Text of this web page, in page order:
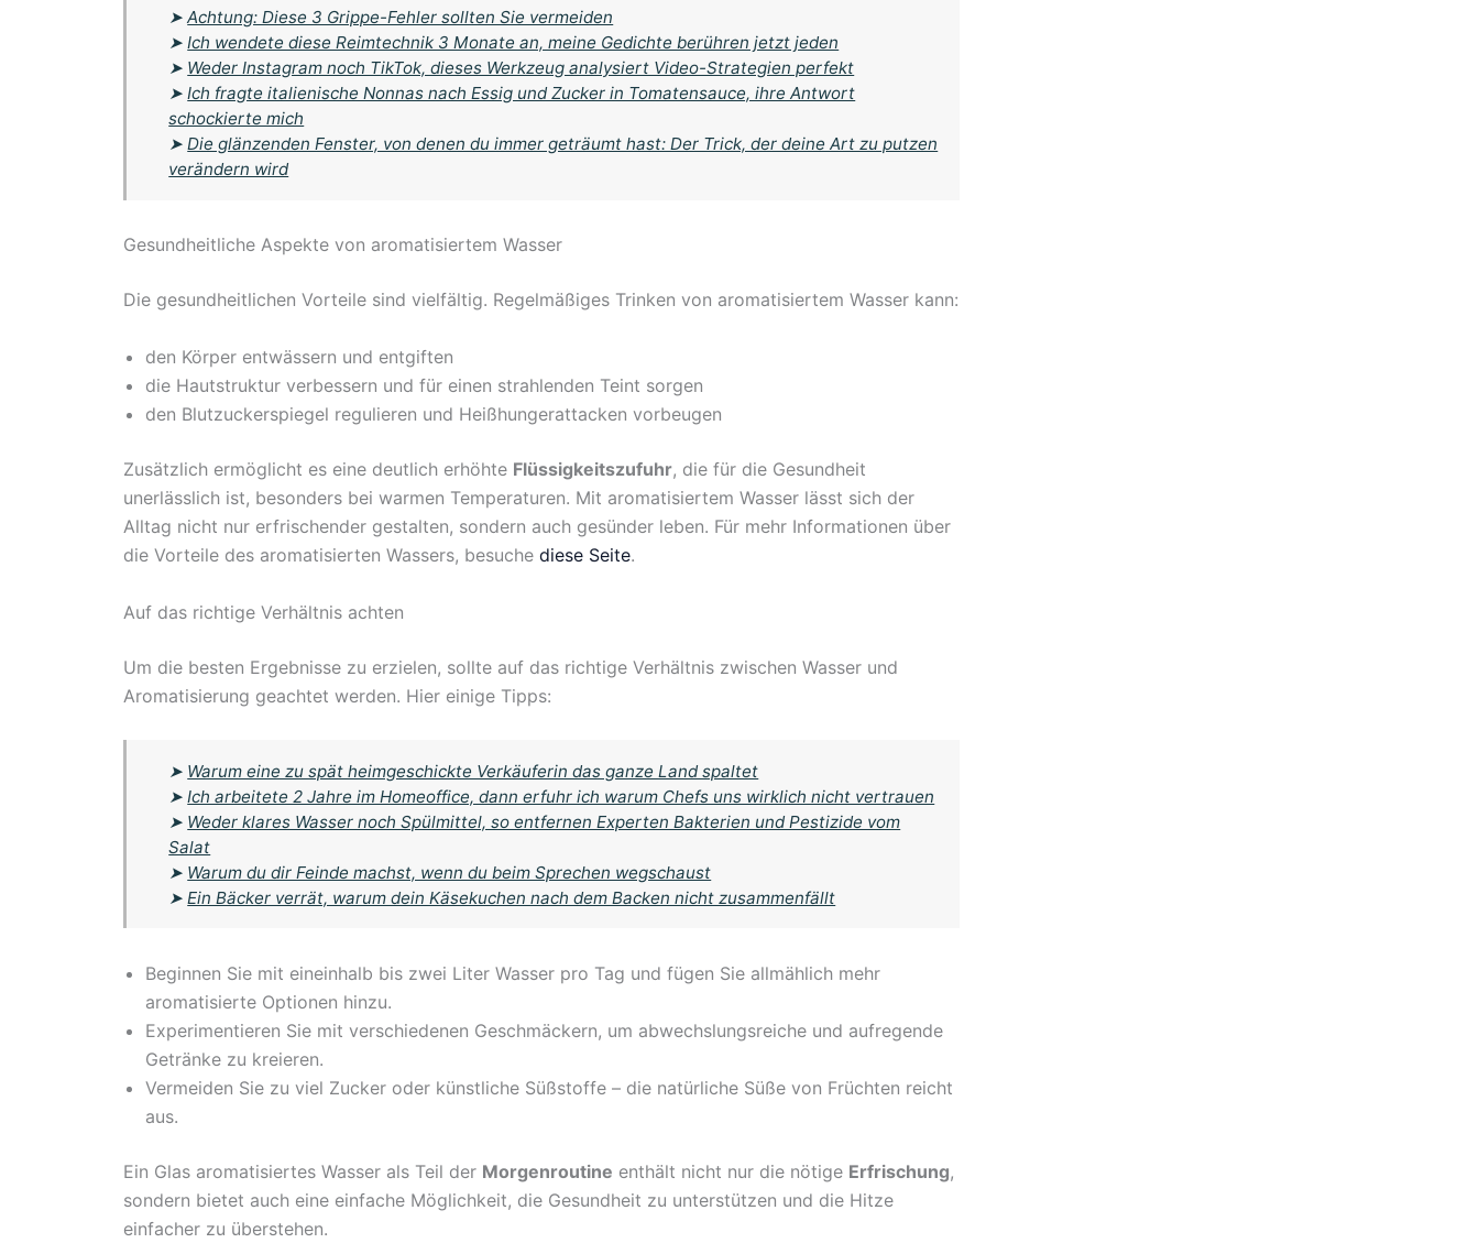
➤Achtung: Diese 3 Grippe-Fehler sollten Sie vermeiden
➤Ich wendete diese Reimtechnik 3 Monate an, meine Gedichte berühren jetzt jeden
➤ Weder Instagram noch TikTok, dieses Werkzeug analysiert Video-Strategien perfekt
➤Ich fragte italienische Nonnas nach Essig und Zucker in Tomatensauce, ihre Antwort
schockierte mich
➤Die glänzenden Fenster, von denen du immer geträumt hast: Der Trick, der deine Art zu putzen
verändern wird
Gesundheitliche Aspekte von aromatisiertem Wasser
Die gesundheitlichen Vorteile sind vielfältig. Regelmäßiges Trinken von aromatisiertem Wasser kann:
den Körper entwässern und entgiften
die Hautstruktur verbessern und für einen strahlenden Teint sorgen
den Blutzuckerspiegel regulieren und Heißhungerattacken vorbeugen
Zusätzlich ermöglicht es eine deutlich erhöhte Flüssigkeitszufuhr, die für die Gesundheit
unerlässlich ist, besonders bei warmen Temperaturen. Mit aromatisiertem Wasser lässt sich der
Alltag nicht nur erfrischender gestalten, sondern auch gesünder leben. Für mehr Informationen über
die Vorteile des aromatisierten Wassers, besuche diese Seite.
Auf das richtige Verhältnis achten
Um die besten Ergebnisse zu erzielen, sollte auf das richtige Verhältnis zwischen Wasser und
Aromatisierung geachtet werden. Hier einige Tipps:
➤ Warum eine zu spät heimgeschickte Verkäuferin das ganze Land spaltet
➤Ich arbeitete 2 Jahre im Homeoffice, dann erfuhr ich warum Chefs uns wirklich nicht vertrauen
➤ Weder klares Wasser noch Spülmittel, so entfernen Experten Bakterien und Pestizide vom
Salat
➤ Warum du dir Feinde machst, wenn du beim Sprechen wegschaust
➤Ein Bäcker verrät, warum dein Käsekuchen nach dem Backen nicht zusammenfällt
Beginnen Sie mit eineinhalb bis zwei Liter Wasser pro Tag und fügen Sie allmählich mehr
aromatisierte Optionen hinzu.
Experimentieren Sie mit verschiedenen Geschmäckern, um abwechslungsreiche und aufregende
Getränke zu kreieren.
Vermeiden Sie zu viel Zucker oder künstliche Süßstoffe – die natürliche Süße von Früchten reicht
aus.
Ein Glas aromatisiertes Wasser als Teil der Morgenroutine enthält nicht nur die nötige Erfrischung,
sondern bietet auch eine einfache Möglichkeit, die Gesundheit zu unterstützen und die Hitze
einfacher zu überstehen.